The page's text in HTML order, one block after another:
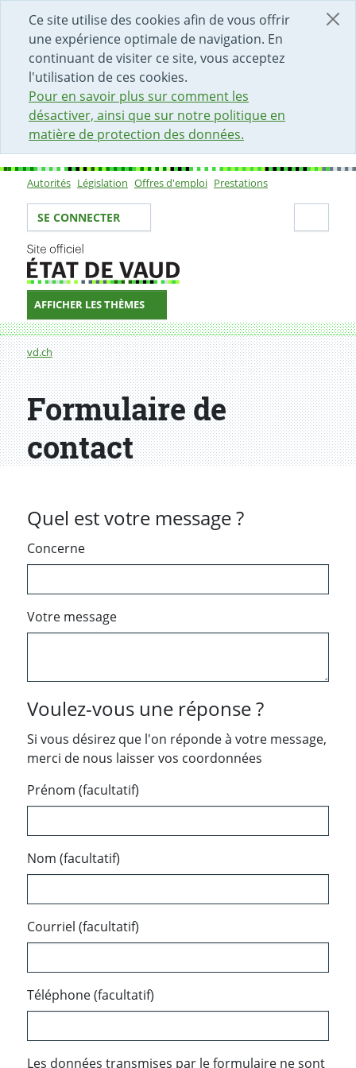
Ce site utilise des cookies afin de vous offrir
une expérience optimale de navigation. En
continuant de visiter ce site, vous acceptez
l'utilisation de ces cookies.
Pour en savoir plus sur comment les
désactiver, ainsi que sur notre politique en
matière de protection des données.
DÉBUT DU CONTENU DE LA PAGE
ACCÈS AU CHAMP DE RECHERCHE
PAGE D'ACCUEIL
FORMULAIRE DE CONTACT
Sous-navigation
Autorités Législation Offres d'emploi Prestations
Votre identité
SE CONNECTER
AFFICHER LES THÈMES
Fil d'Ariane
vd.ch
Formulaire de contact
Formulaire de
contact
Quel est votre message ?
Concerne
Votre message
Voulez-vous une réponse ?
Si vous désirez que l'on réponde à votre message,
merci de nous laisser vos coordonnées
Prénom (facultatif)
Nom (facultatif)
Courriel (facultatif)
Téléphone (facultatif)
Les données transmises par le formulaire ne sont